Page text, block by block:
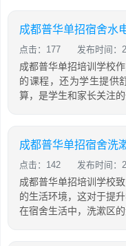
成都普华单招宿舍水
点击：177 发布时间：
成都普华单招培训学校
的课程，还为学生提供
算，是学生和家长关注
成都普华单招宿舍洗
点击：142 发布时间：
成都普华单招培训学校
的生活环境，这对于提
在宿舍生活中，洗漱区